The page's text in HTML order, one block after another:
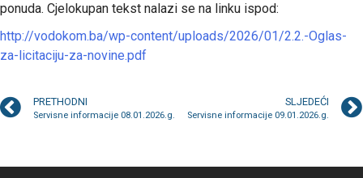
ponuda. Cjelokupan tekst nalazi se na linku ispod:
http://vodokom.ba/wp-content/uploads/2026/01/2.2.-Oglas-
za-licitaciju-za-novine.pdf
PRETHODNI
Servisne informacije 08.01.2026.g.
SLJEDEĆI
Servisne informacije 09.01.2026.g.